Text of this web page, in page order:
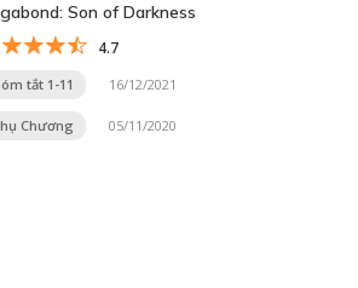
Son of Darkness
4.7
tắt 1-11 16/12/2021
Chương 05/11/2020